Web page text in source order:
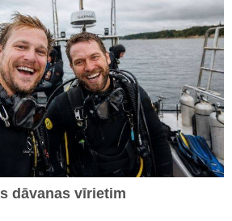
dāvanas vīrietim